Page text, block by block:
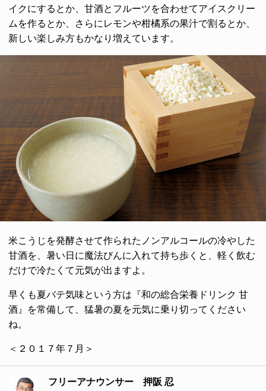
イクにするとか、甘酒とフルーツを合わせてアイスクリー
ムを作るとか、さらにレモンや柑橘系の果汁で割るとか、
新しい楽しみ方もかなり増えています。
米こうじを発酵させて作られたノンアルコールの冷やした
甘酒を、暑い日に魔法びんに入れて持ち歩くと、軽く飲む
だけで冷たくて元気が出ますよ。
早くも夏バテ気味という方は『和の総合栄養ドリンク 甘
酒』を常備して、猛暑の夏を元気に乗り切ってください
ね。
＜２０１７年７月＞
フリーアナウンサー 押阪 忍